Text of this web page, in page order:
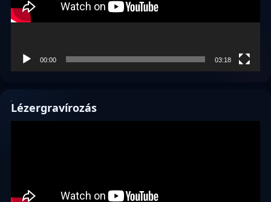
00:00 03:18
Lézergravírozás